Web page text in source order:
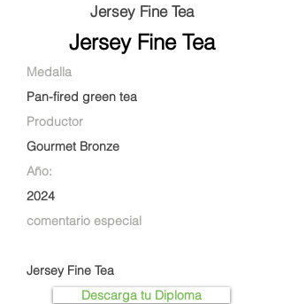
Jersey Fine Tea
Jersey Fine Tea
Medalla
Pan-fired green tea
Productor
Gourmet Bronze
Año:
2024
comentario especial
Jersey Fine Tea
Descarga tu Diploma